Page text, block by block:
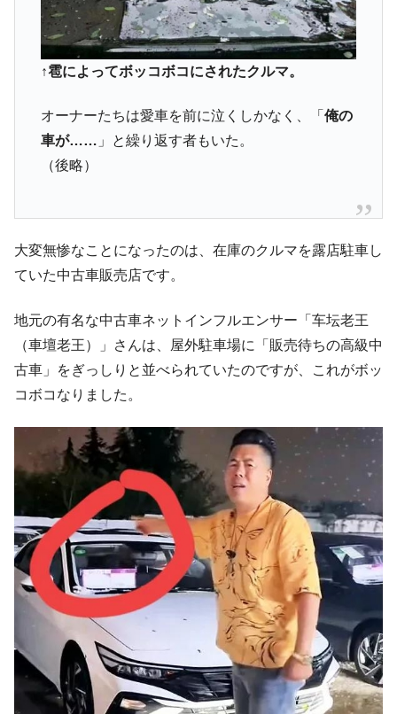
↑雹によってボッコボコにされたクルマ。
オーナーたちは愛車を前に泣くしかなく、「 俺の
車が…… 」と繰り返す者もいた。
（後略）
大変無惨なことになったのは、在庫のクルマを露店駐車し
ていた中古車販売店です。
地元の有名な中古車ネットインフルエンサー「车坛老王
（車壇老王）」さんは、屋外駐車場に「販売待ちの高級中
古車」をぎっしりと並べられていたのですが、これがボッ
コボコなりました。